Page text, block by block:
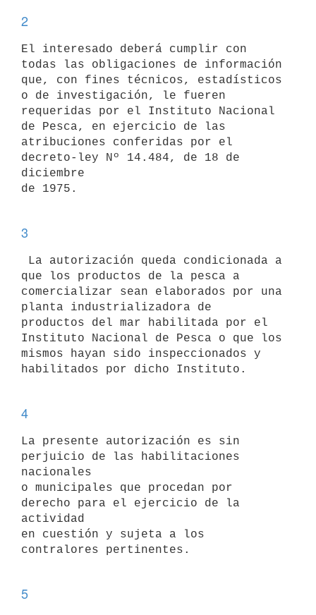
2
El interesado deberá cumplir con
todas las obligaciones de información
que, con fines técnicos, estadísticos
o de investigación, le fueren
requeridas por el Instituto Nacional
de Pesca, en ejercicio de las
atribuciones conferidas por el
decreto-ley Nº 14.484, de 18 de
diciembre
de 1975.
3
que los productos de la pesca a
comercializar sean elaborados por una
planta industrializadora de
productos del mar habilitada por el
Instituto Nacional de Pesca o que los
mismos hayan sido inspeccionados y
habilitados por dicho Instituto.
4
La presente autorización es sin
perjuicio de las habilitaciones
nacionales
o municipales que procedan por
derecho para el ejercicio de la
actividad
en cuestión y sujeta a los
contralores pertinentes.
5